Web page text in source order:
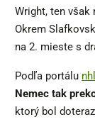
Wright, ten
Okrem
na 2. mieste s
Podľa portálu
Nemec tak
ktorý bol